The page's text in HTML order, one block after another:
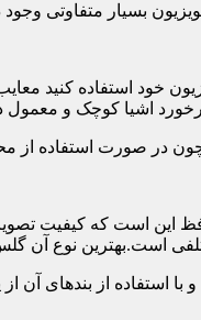
بسیار متفاوتی
خود استفاده کنید
اشیا کوچک و معمول
در صورت استفاده
این است که کیفیت
نوع آن گلس های با
با استفاده از بندهای